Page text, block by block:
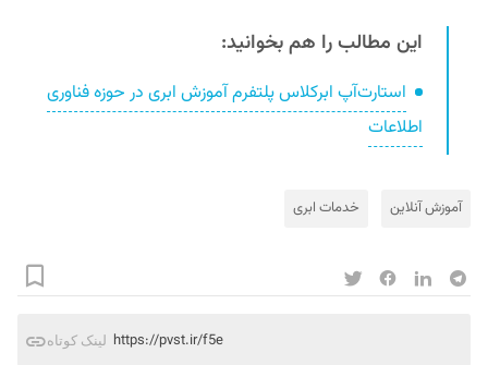
این مطالب را هم بخوانید:
استارت‌آپ ابرکلاس پلتفرم آموزش ابری در حوزه فناوری
اطلاعات
آموزش آنلاین خدمات ابری
لینک کوتاه https://pvst.ir/f5e